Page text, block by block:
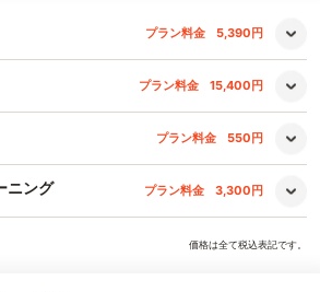
プラン料金 5,390円
プラン料金 15,400円
プラン料金 550円
ニング プラン料金 3,300円
価格は全て税込表記です。